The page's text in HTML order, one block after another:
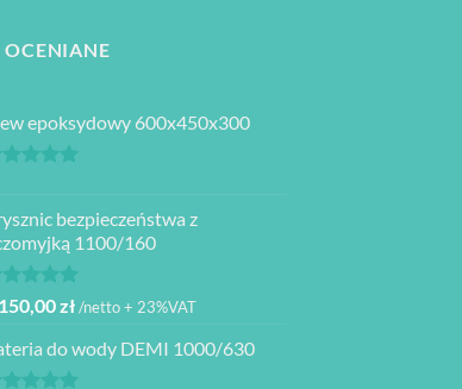
epoksydowy 600x450x300
bezpieczeństwa z
1100/160
na 5
zł/netto + 23%VAT
do wody DEMI 1000/630